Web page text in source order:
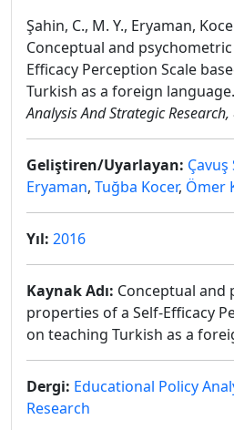
Şahin, C., M. Y., Eryaman,
Conceptual and
Efficacy Perception Scale
Turkish as a foreign language.
Analysis And Strategic Research,
Geliştiren/Uyarlayan: Çavuş
Eryaman, Tuğba Kocer, Ömer
Yıl: 2016
Kaynak Adı: Conceptual and
properties of a Self-Efficacy
on teaching Turkish as a
Dergi: Educational Policy
Research